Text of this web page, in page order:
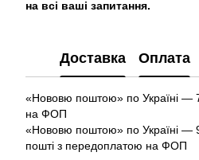
на всі ваші запитання.
Доставка Оплата
«Нововю поштою» по Україні —
на ФОП
«Нововю поштою» по Україні —
пошті з передоплатою на ФОП